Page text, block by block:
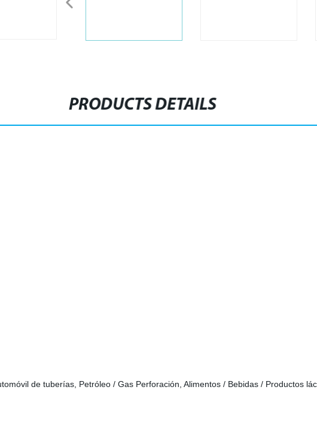
PRODUCTS DETAILS
de tuberías, Petróleo / Gas Perforación, Alimentos / Bebidas / Productos